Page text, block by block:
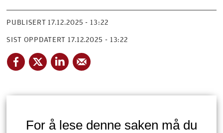
PUBLISERT 17.12.2025 - 13:22
SIST OPPDATERT 17.12.2025 - 13:22
For å lese denne saken må du